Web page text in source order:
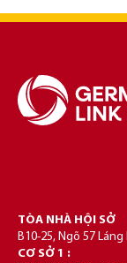
TÒA NHÀ HỘI SỞ
B10-25, Ngõ 57
CƠ SỞ 1 :